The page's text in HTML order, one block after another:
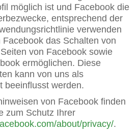
möglich ist und Facebook die
entsprechend der
verwenden
das Schalten von
von Facebook sowie
ermöglichen. Diese
kann von uns als
beeinflusst werden.
von Facebook finden
zum Schutz Ihrer
about/privacy/.